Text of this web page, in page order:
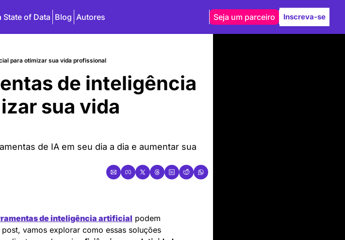
State of Data Blog Autores Seja um parceiro Inscreva-se
para otimizar sua vida profissional
de inteligência
sua vida
de IA em seu dia a dia e aumentar sua
de inteligência artificial podem